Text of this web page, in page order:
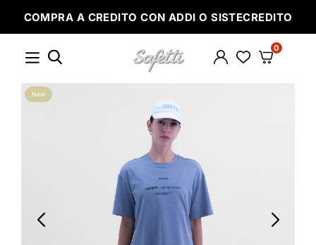
directamente
al
COMPRA A CREDITO CON ADDI O SISTECREDITO
0
New